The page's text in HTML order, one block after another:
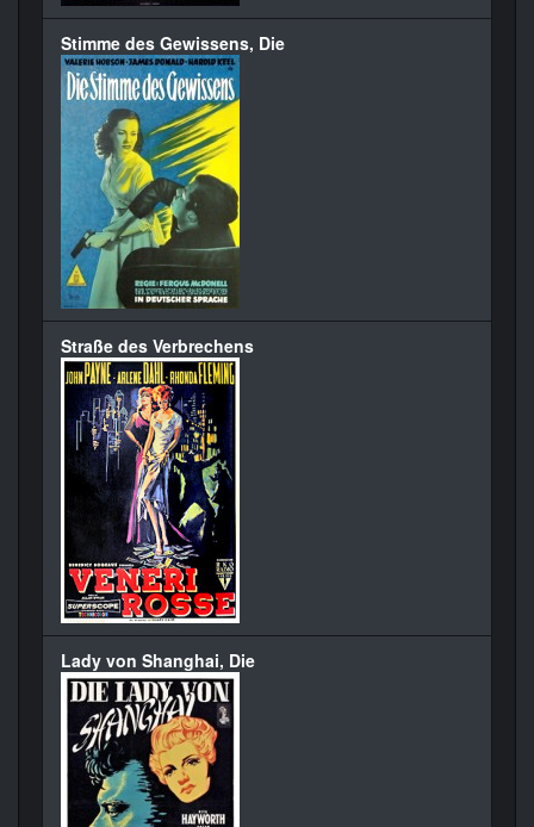
Stimme des Gewissens, Die
Straße des Verbrechens
Lady von Shanghai, Die